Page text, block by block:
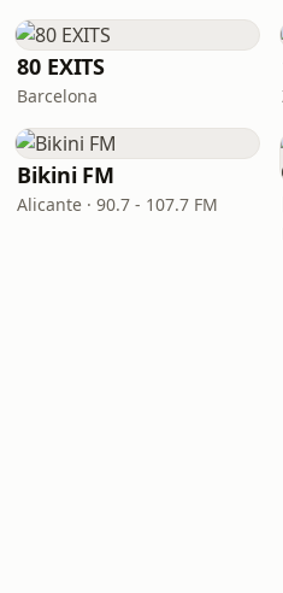
80 EXITS
Barcelona
Bikini FM
Alicante · 90.7 - 107.7 FM